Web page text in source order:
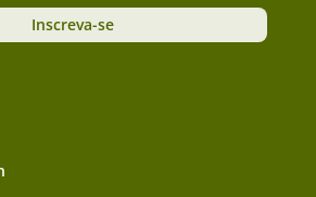
Inscreva-se